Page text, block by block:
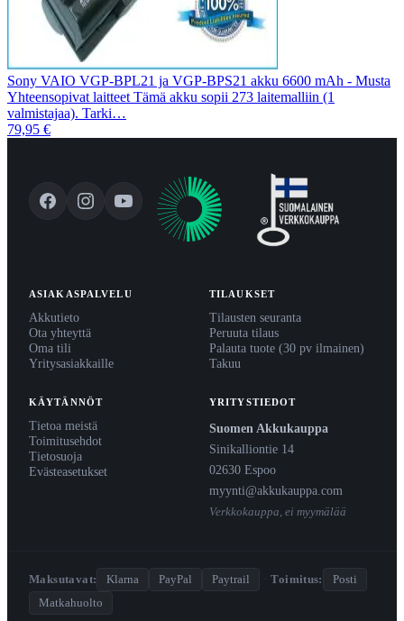
Sony VAIO VGP-BPL21 ja VGP-BPS21 akku 6600 mAh - Musta
Yhteensopivat laitteet Tämä akku sopii 273 laitemalliin (1
valmistajaa). Tarki…
79,95 €
ASIAKASPALVELU
Akkutieto
Ota yhteyttä
Oma tili
Yritysasiakkaille
TILAUKSET
Tilausten seuranta
Peruuta tilaus
Palauta tuote (30 pv ilmainen)
Takuu
KÄYTÄNNÖT
Tietoa meistä
Toimitusehdot
Tietosuoja
Evästeasetukset
YRITYSTIEDOT
Suomen Akkukauppa
Sinikalliontie 14
02630 Espoo
myynti@akkukauppa.com
Verkkokauppa, ei myymälää
Maksutavat: Klarna PayPal Paytrail · Toimitus:
Posti
Matkahuolto